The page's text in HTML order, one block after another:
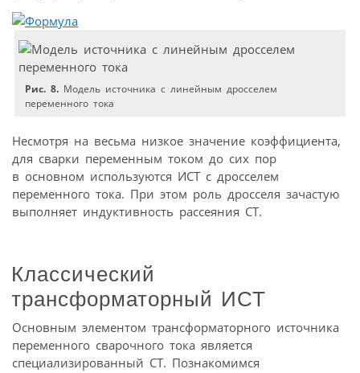
Рис. 8. Модель источника с линейным дросселем
переменного тока
Несмотря на весьма низкое значение коэффициента,
для сварки переменным током до сих пор
в основном используются ИСТ с дросселем
переменного тока. При этом роль дросселя зачастую
выполняет индуктивность рассеяния СТ.
Классический
трансформаторный ИСТ
Основным элементом трансформаторного источника
переменного сварочного тока является
специализированный СТ. Познакомимся